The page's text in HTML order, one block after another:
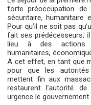
forte préoccupation
sécuritaire, humanitaire
Pour qu’il ne soit pas
fait ses prédécesseurs,
lieu à des actions
humanitaires,
A cet effet, en tant que
pour que les
mettent fin aux
restaurent l’autorité
urgence le